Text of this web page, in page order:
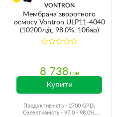
VONTRON
Мембрана зворотного
осмосу Vontron ULP11-4040
(10200л/д, 98,0%, 10бар)
8 738 грн
Купити
Продуктивність - 2700 GPD,
Селективність - 97,0 - 98,0%,